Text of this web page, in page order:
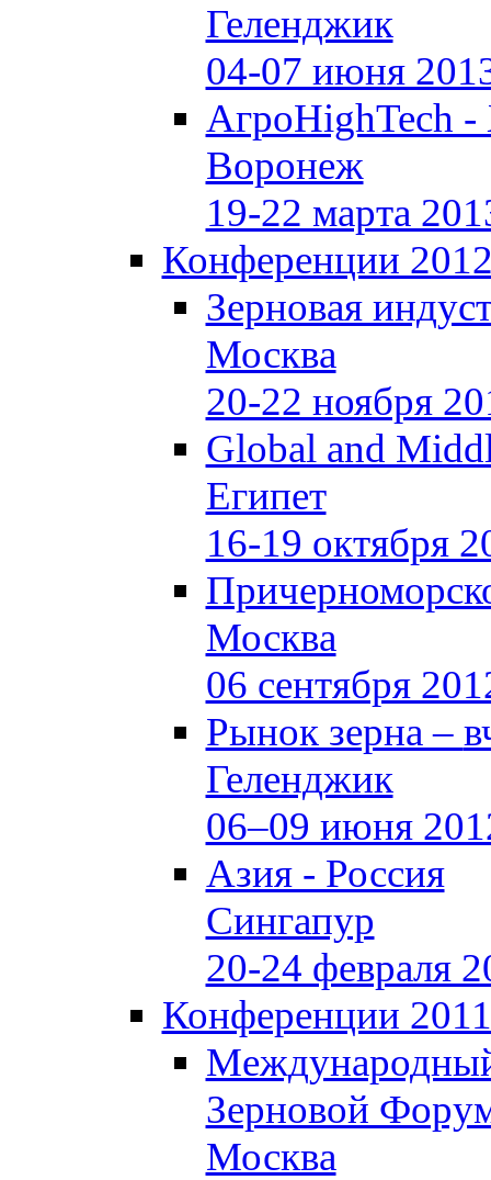
Геленджик
04-07 июня
АгроHighTech
Воронеж
19-22 марта
Конференции
Зерновая
Москва
20-22 ноября
Global and
Египет
16-19 октября
Москва
06 сентября
Рынок зерна –
Геленджик
06–09 июня
Азия - Россия
Сингапур
20-24 февраля
Конференции 2011
Зерновой
Москва